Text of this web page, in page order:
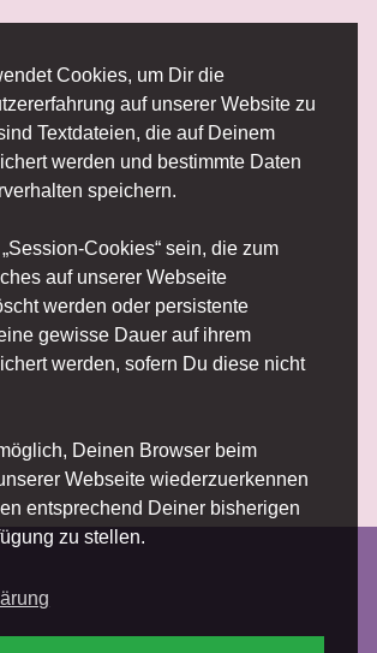
Cookies, um Dir die
auf unserer Website zu
Textdateien, die auf Deinem
werden und bestimmte Daten
speichern.
Cookies“ sein, die zum
auf unserer Webseite
werden oder persistente
gewisse Dauer auf ihrem
werden, sofern Du diese nicht
Deinen Browser beim
Webseite wiederzuerkennen
entsprechend Deiner bisherigen
zu stellen.